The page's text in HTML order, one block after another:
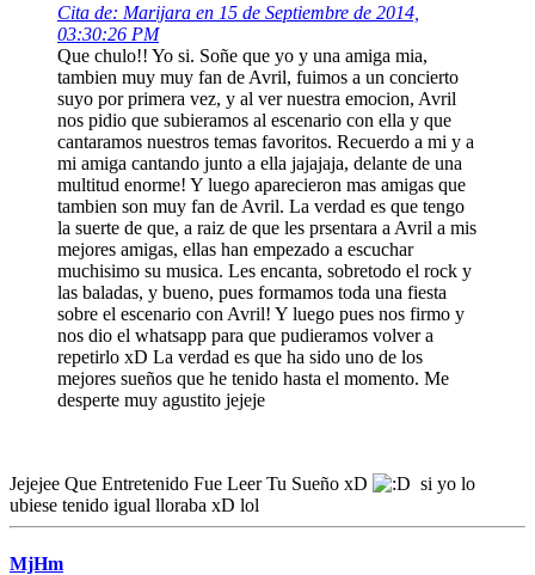
Cita de: Marijara en 15 de Septiembre de 2014,
03:30:26 PM
Que chulo!! Yo si. Soñe que yo y una amiga mia,
tambien muy muy fan de Avril, fuimos a un concierto
suyo por primera vez, y al ver nuestra emocion, Avril
nos pidio que subieramos al escenario con ella y que
cantaramos nuestros temas favoritos. Recuerdo a mi y a
mi amiga cantando junto a ella jajajaja, delante de una
multitud enorme! Y luego aparecieron mas amigas que
tambien son muy fan de Avril. La verdad es que tengo
la suerte de que, a raiz de que les prsentara a Avril a mis
mejores amigas, ellas han empezado a escuchar
muchisimo su musica. Les encanta, sobretodo el rock y
las baladas, y bueno, pues formamos toda una fiesta
sobre el escenario con Avril! Y luego pues nos firmo y
nos dio el whatsapp para que pudieramos volver a
repetirlo xD La verdad es que ha sido uno de los
mejores sueños que he tenido hasta el momento. Me
desperte muy agustito jejeje
Jejejee Que Entretenido Fue Leer Tu Sueño xD
si yo lo
ubiese tenido igual lloraba xD lol
MjHm